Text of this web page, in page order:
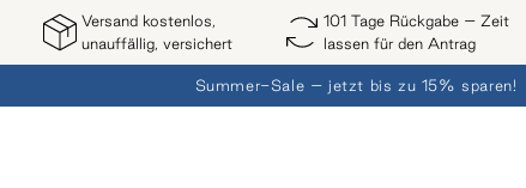
Versand kostenlos,
unauffällig, versichert
101 Tage Rückgabe – Zeit
lassen für den Antrag
Summer-Sale – jetzt bis zu 15% sparen!